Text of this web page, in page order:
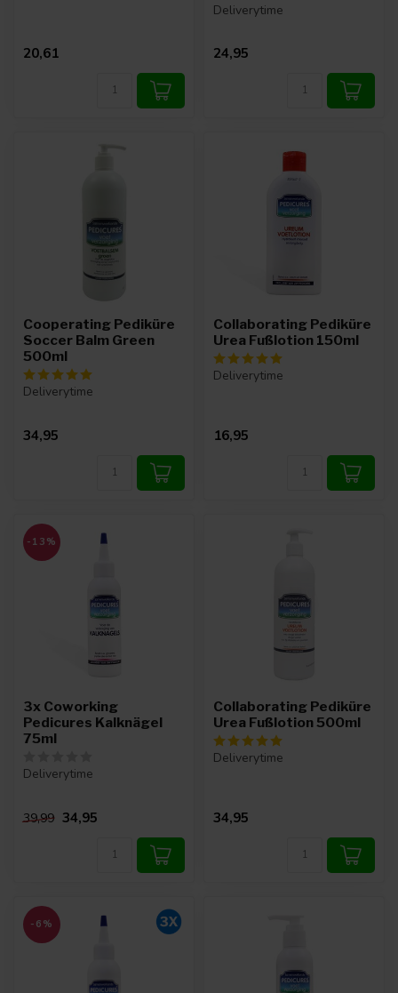
20,61
Deliverytime
24,95
Cooperating Pediküre
Soccer Balm Green
500ml
Deliverytime
34,95
Collaborating Pediküre
Urea Fußlotion 150ml
Deliverytime
16,95
-13%
3x Coworking
Pedicures Kalknägel
75ml
Deliverytime
39,99 34,95
Collaborating Pediküre
Urea Fußlotion 500ml
Deliverytime
34,95
-6%